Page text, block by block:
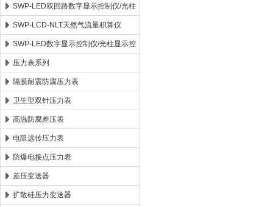
仪
SWP-LED双回路数字显示控制仪/光柱
显示控制仪
SWP-LCD-NLT天然气流量积算仪
SWP-LED数字显示控制仪/光柱显示控
制仪
压力表系列
隔膜耐震防腐压力表
卫生型双针压力表
高温防腐差压表
电阻远传压力表
防爆电接点压力表
差压变送器
扩散硅压力变送器